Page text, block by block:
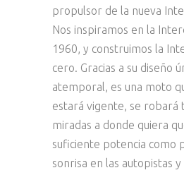
propulsor de la nueva
Nos inspiramos en la
1960, y construimos la
cero. Gracias a su diseño
atemporal, es una moto
estará vigente, se robará
miradas a donde quiera
suficiente potencia como
sonrisa en las autopistas